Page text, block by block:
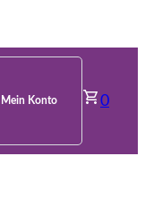
Mein Konto 0